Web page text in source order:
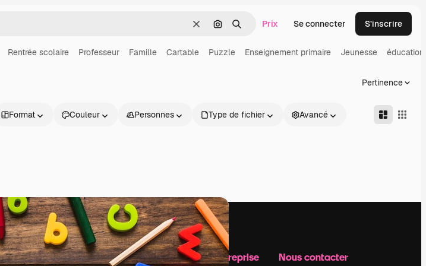
EffacerRechercher par image
Rechercher
Prix Se connecter S’inscrire
Rentrée scolaire Professeur Famille Cartable Puzzle Enseignement primaire Jeunesse éducation
Pertinence
Format Couleur Personnes Type de fichier Avancé
Produits Commencer Notre entreprise Nous contacter